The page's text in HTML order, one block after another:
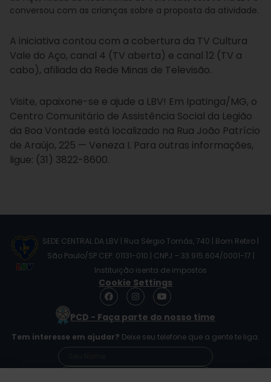
conversou com as crianças sobre a proposta da atividade.
A iniciativa contou com a cobertura da TV Cultura
Vale do Aço, canal 4 (TV aberta) e canal 12 (TV a
cabo), afiliada da Rede Minas de Televisão.
Visite, apaixone-se e ajude a LBV! Em Ipatinga/MG, o
Centro Comunitário de Assistência Social da Legião
da Boa Vontade está localizado na Rua João Patrício
de Araújo, 225 — Veneza I. Para outras informações,
ligue: (31) 3822-8600.
SEDE CENTRAL DA LBV | Rua Sérgio Tomás, 740 | Bom Retiro |
São Paulo/SP CEP: 01131-010 | CNPJ – 33.915.604/0001-17 |
Instituição isenta de impostos
Cookie Settings
F
a
e
o
o
I
n
s
t
g
r
m
Y
o
t
b
e
PCD - Faça parte do nosso time
Tem interesse em ajudar? Deixe seu telefone que a gente te liga.